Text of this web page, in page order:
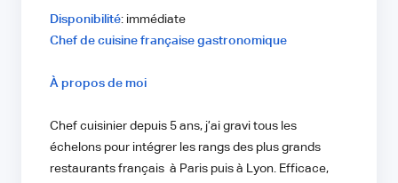
Disponibilité: immédiate
Chef de cuisine française gastronomique
À propos de moi
Chef cuisinier depuis 5 ans, j’ai gravi tous les
échelons pour intégrer les rangs des plus grands
restaurants français à Paris puis à Lyon. Efficace,